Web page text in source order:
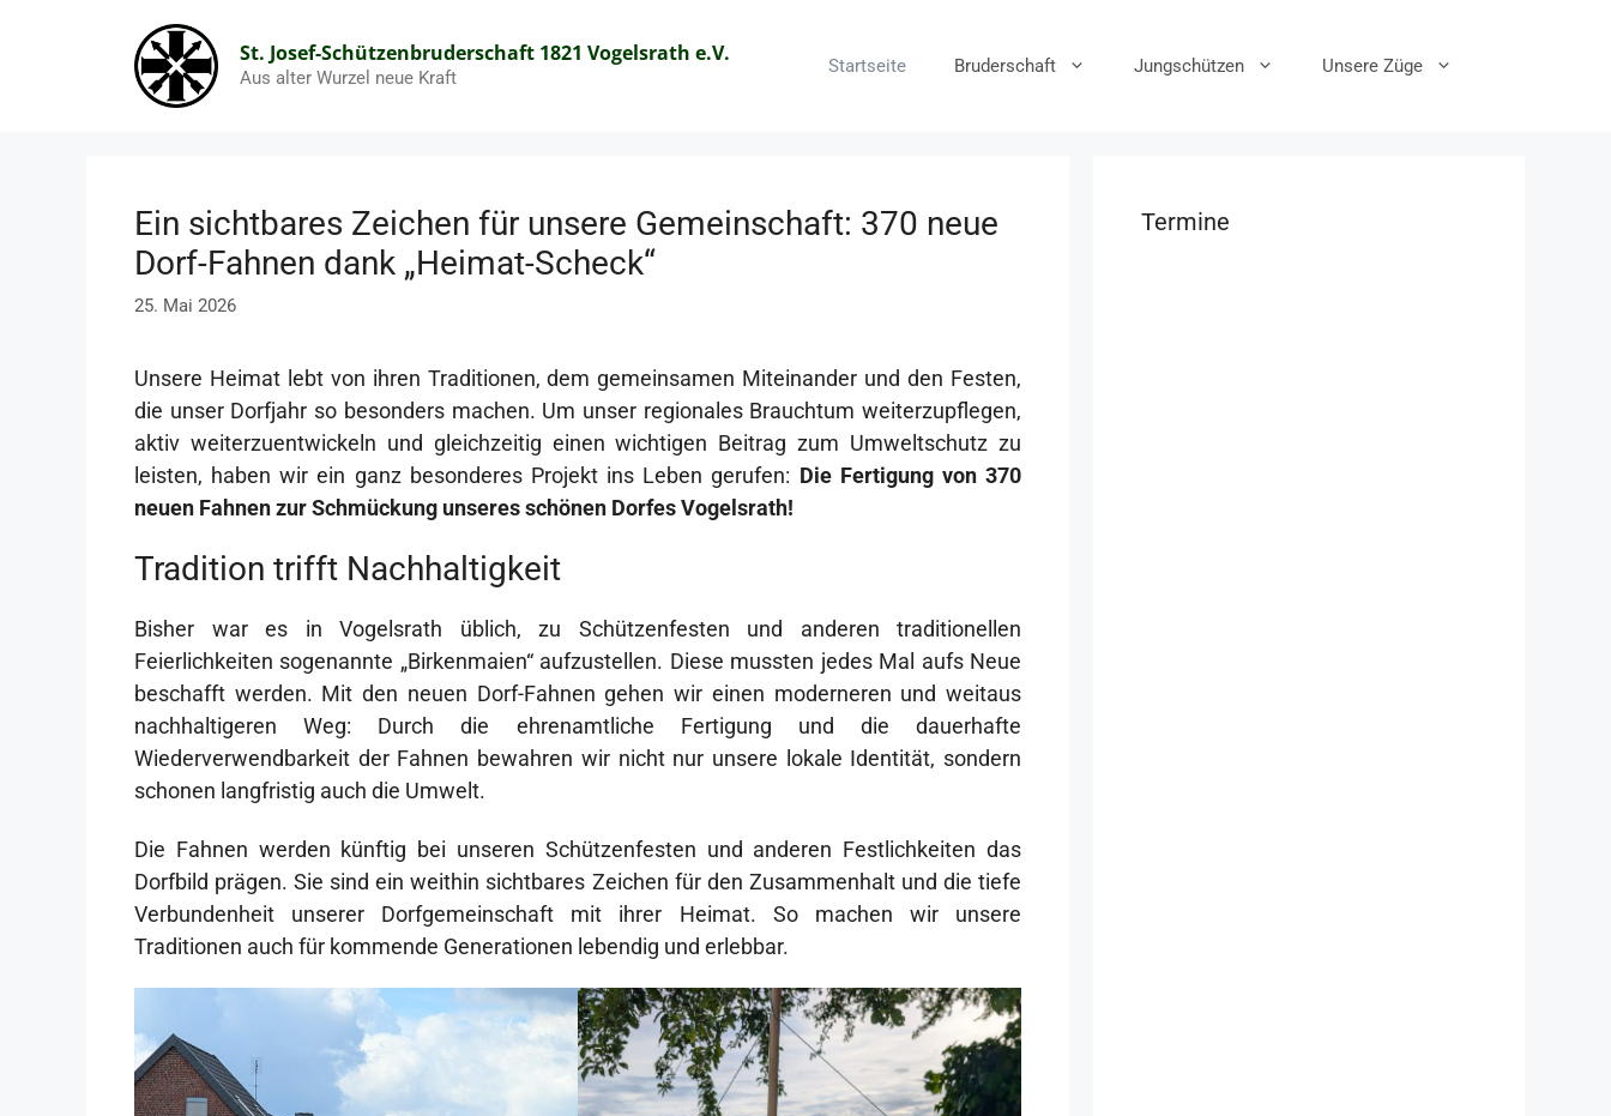
St. Josef-Schützenbruderschaft 1821 Vogelsrath e.V.
Aus alter Wurzel neue Kraft
Startseite Bruderschaft Jungschützen Unsere Züge
Ein sichtbares Zeichen für unsere Gemeinschaft: 370 neue
Dorf-Fahnen dank „Heimat-Scheck“
25. Mai 2026
Unsere Heimat lebt von ihren Traditionen, dem gemeinsamen Miteinander und den Festen,
die unser Dorfjahr so besonders machen. Um unser regionales Brauchtum weiterzupflegen,
aktiv weiterzuentwickeln und gleichzeitig einen wichtigen Beitrag zum Umweltschutz zu
leisten, haben wir ein ganz besonderes Projekt ins Leben gerufen: Die Fertigung von 370
neuen Fahnen zur Schmückung unseres schönen Dorfes Vogelsrath!
Tradition trifft Nachhaltigkeit
Bisher war es in Vogelsrath üblich, zu Schützenfesten und anderen traditionellen
Feierlichkeiten sogenannte „Birkenmaien“ aufzustellen. Diese mussten jedes Mal aufs Neue
beschafft werden. Mit den neuen Dorf-Fahnen gehen wir einen moderneren und weitaus
nachhaltigeren Weg: Durch die ehrenamtliche Fertigung und die dauerhafte
Wiederverwendbarkeit der Fahnen bewahren wir nicht nur unsere lokale Identität, sondern
schonen langfristig auch die Umwelt.
Die Fahnen werden künftig bei unseren Schützenfesten und anderen Festlichkeiten das
Dorfbild prägen. Sie sind ein weithin sichtbares Zeichen für den Zusammenhalt und die tiefe
Verbundenheit unserer Dorfgemeinschaft mit ihrer Heimat. So machen wir unsere
Traditionen auch für kommende Generationen lebendig und erlebbar.
Termine